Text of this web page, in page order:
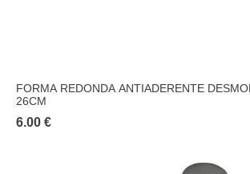
FORMA REDONDA ANTIADERENTE
26CM
6.00 €